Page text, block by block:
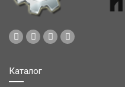
Каталог